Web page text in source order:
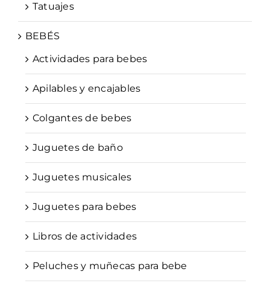
Tatuajes
BEBÉS
Actividades para bebes
Apilables y encajables
Colgantes de bebes
Juguetes de baño
Juguetes musicales
Juguetes para bebes
Libros de actividades
Peluches y muñecas para bebe